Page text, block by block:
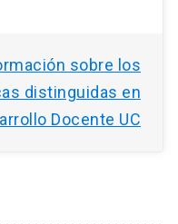
sobre los
distinguidas en
Docente UC